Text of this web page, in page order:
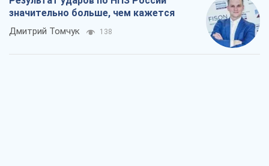
значительно больше, чем кажется
Дмитрий Томчук 138